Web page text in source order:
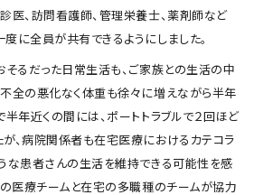
医、訪問看護師、管理栄養士、薬剤師など
に全員が共有できるようにしました。
そるだった日常生活も、ご家族との生活の中
全の悪化なく体重も徐々に増えながら半年
半年近くの間には、ポートトラブルで２回ほど
、病院関係者も在宅医療におけるカテコラ
な患者さんの生活を維持できる可能性を感
の医療チームと在宅の多職種のチームが協力